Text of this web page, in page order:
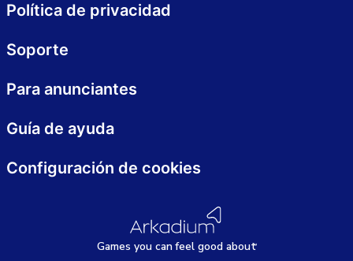
Games you canfeel good about
Política de privacidad
Soporte
Para anunciantes
Guía de ayuda
Configuración de cookies